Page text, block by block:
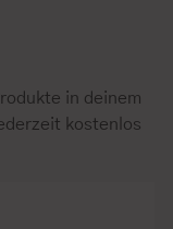
in deinem
kostenlos